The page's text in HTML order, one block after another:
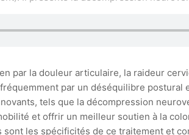
par la douleur articulaire, la raideur
par un déséquilibre
tels que la décompression
et offrir un meilleur soutien à la
les spécificités de ce traitement et